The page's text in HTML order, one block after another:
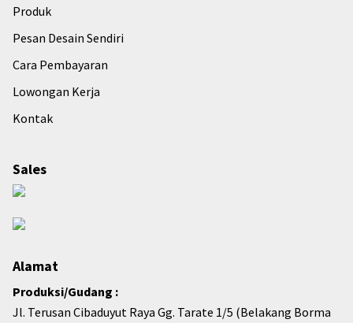
Produk
Pesan Desain Sendiri
Cara Pembayaran
Lowongan Kerja
Kontak
Sales
Alamat
Produksi/Gudang :
Jl. Terusan Cibaduyut Raya Gg. Tarate 1/5 (Belakang Borma